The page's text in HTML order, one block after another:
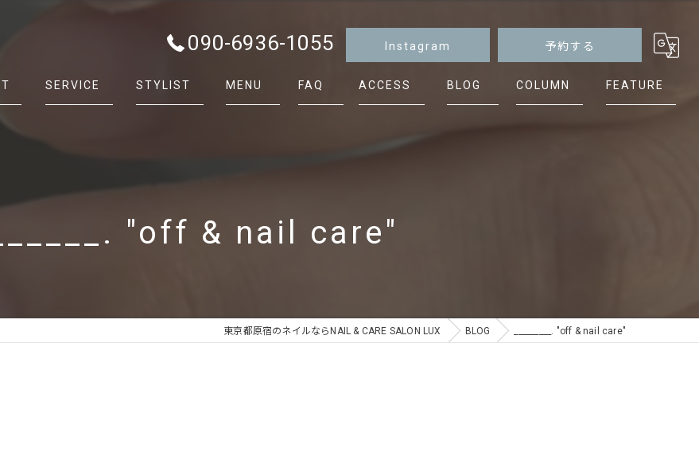
090-6936-1055 Instagram 予約する
SERVICE STYLIST MENU FAQ ACCESS BLOG COLUMN FEATURE
"off & nail care"
東京都原宿のネイルならNAIL & CARE SALON LUX BLOG _________. "off & nail care"